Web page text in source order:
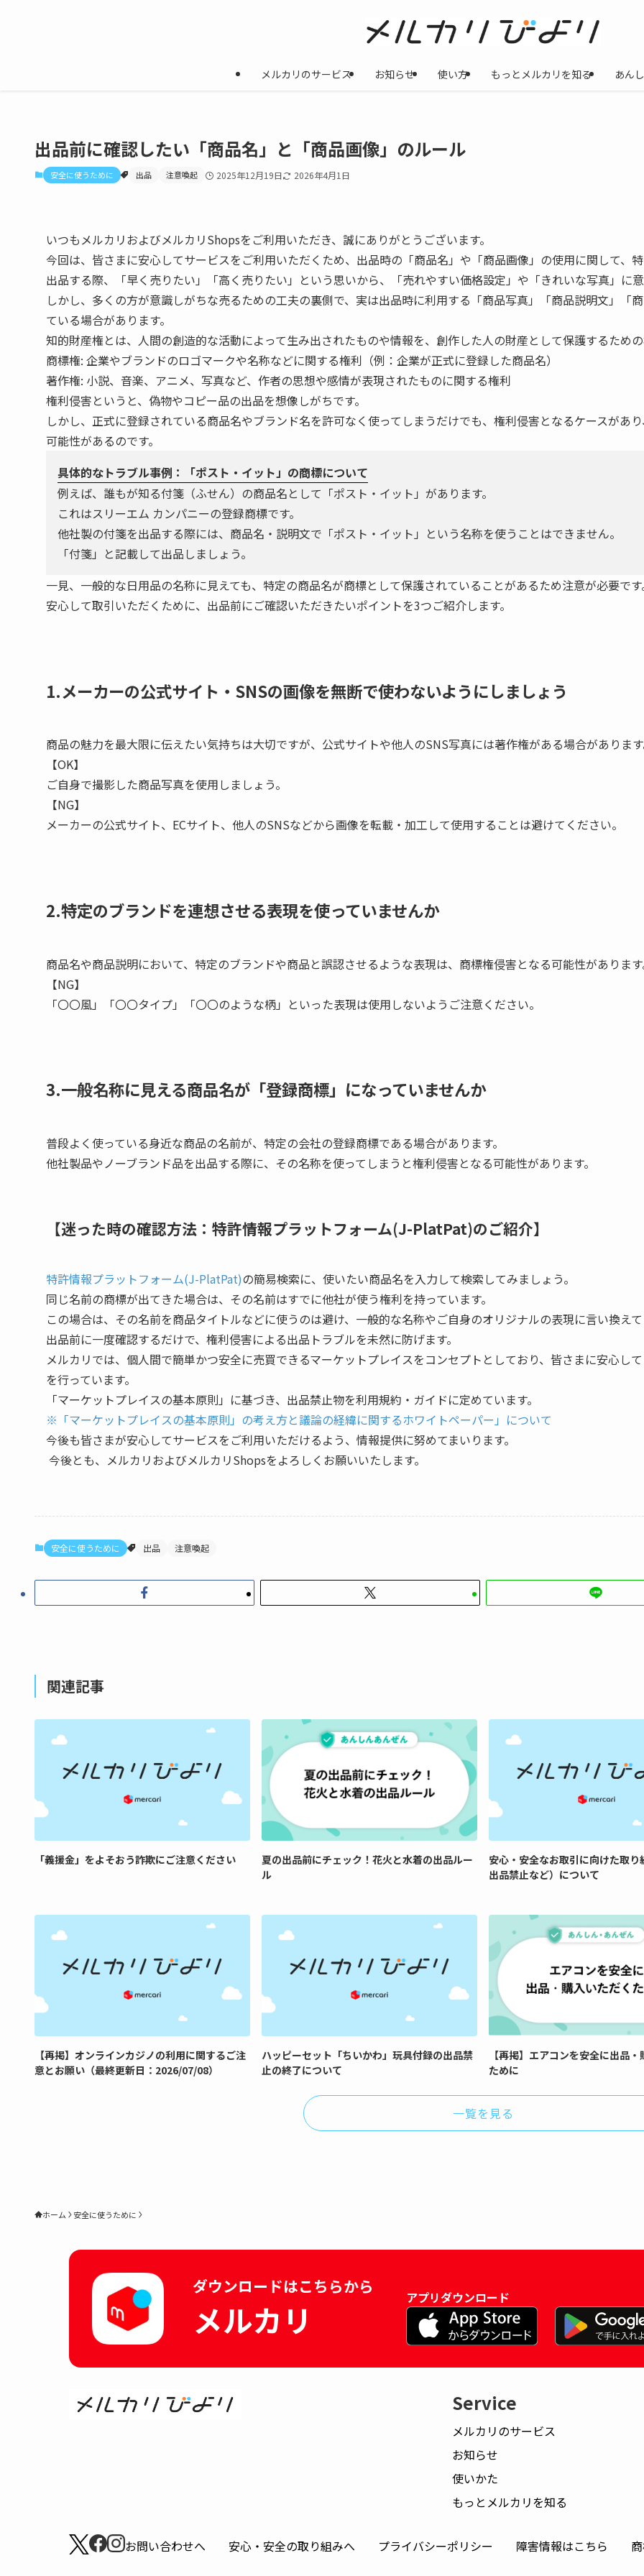
メルカリのサービス お知らせ 使い方 もっとメルカリを知る あん
出品前に確認したい「商品名」と「商品画像」のルール
安全に使うために 出品 注意喚起 2025年12月19日 2026年4月1日
いつもメルカリおよびメルカリShopsをご利用いただき、誠にありがとうございます。
今回は、皆さまに安心してサービスをご利用いただくため、出品時の「商品名」や「商品画像」の使用に関して、
出品する際、「早く売りたい」「高く売りたい」という思いから、「売れやすい価格設定」や「きれいな写真」に
しかし、多くの方が意識しがちな売るための工夫の裏側で、実は出品時に利用する「商品写真」「商品説明文」「
ている場合があります。
知的財産権とは、人間の創造的な活動によって生み出されたものや情報を、創作した人の財産として保護するため
商標権: 企業やブランドのロゴマークや名称などに関する権利（例：企業が正式に登録した商品名）
著作権: 小説、音楽、アニメ、写真など、作者の思想や感情が表現されたものに関する権利
権利侵害というと、偽物やコピー品の出品を想像しがちです。
しかし、正式に登録されている商品名やブランド名を許可なく使ってしまうだけでも、権利侵害となるケースがあ
可能性があるのです。
具体的なトラブル事例：「ポスト・イット」の商標について
例えば、誰もが知る付箋（ふせん）の商品名として「ポスト・イット」があります。
これはスリーエム カンパニーの登録商標です。
他社製の付箋を出品する際には、商品名・説明文で「ポスト・イット」という名称を使うことはできません。
「付箋」と記載して出品しましょう。
一見、一般的な日用品の名称に見えても、特定の商品名が商標として保護されていることがあるため注意が必要で
安心して取引いただくために、出品前にご確認いただきたいポイントを3つご紹介します。
1.メーカーの公式サイト・SNSの画像を無断で使わないようにしましょう
商品の魅力を最大限に伝えたい気持ちは大切ですが、公式サイトや他人のSNS写真には著作権がある場合がありま
【OK】
ご自身で撮影した商品写真を使用しましょう。
【NG】
メーカーの公式サイト、ECサイト、他人のSNSなどから画像を転載・加工して使用することは避けてください。
2.特定のブランドを連想させる表現を使っていませんか
商品名や商品説明において、特定のブランドや商品と誤認させるような表現は、商標権侵害となる可能性がありま
【NG】
「〇〇風」「〇〇タイプ」「〇〇のような柄」といった表現は使用しないようご注意ください。
3.一般名称に見える商品名が「登録商標」になっていませんか
普段よく使っている身近な商品の名前が、特定の会社の登録商標である場合があります。
他社製品やノーブランド品を出品する際に、その名称を使ってしまうと権利侵害となる可能性があります。
【迷った時の確認方法：特許情報プラットフォーム(J-PlatPat)のご紹介】
特許情報プラットフォーム(J-PlatPat)の簡易検索に、使いたい商品名を入力して検索してみましょう。
同じ名前の商標が出てきた場合は、その名前はすでに他社が使う権利を持っています。
この場合は、その名前を商品タイトルなどに使うのは避け、一般的な名称やご自身のオリジナルの表現に言い換え
出品前に一度確認するだけで、権利侵害による出品トラブルを未然に防げます。
メルカリでは、個人間で簡単かつ安全に売買できるマーケットプレイスをコンセプトとしており、皆さまに安心し
を行っています。
「マーケットプレイスの基本原則」に基づき、出品禁止物を利用規約・ガイドに定めています。
※「マーケットプレイスの基本原則」の考え方と議論の経緯に関するホワイトペーパー」について
今後も皆さまが安心してサービスをご利用いただけるよう、情報提供に努めてまいります。
今後とも、メルカリおよびメルカリShopsをよろしくお願いいたします。
安全に使うために 出品 注意喚起
関連記事
「義援金」をよそおう詐欺にご注意ください
夏の出品前にチェック！花火と水着の出品ルー
ル
安心・安全なお取引に向けた取り
出品禁止など）について
【再掲】オンラインカジノの利用に関するご注
意とお願い（最終更新日：2026/07/08）
ハッピーセット「ちいかわ」玩具付録の出品禁
止の終了について
【再掲】エアコンを安全に出品
ために
一覧を見る
ホーム 安全に使うために
ダウンロードはこちらから
メルカリ
アプリダウンロード
Service
メルカリのサービス
お知らせ
使いかた
もっとメルカリを知る
お問い合わせへ 安心・安全の取り組みへ プライバシーポリシー 障害情報はこちら